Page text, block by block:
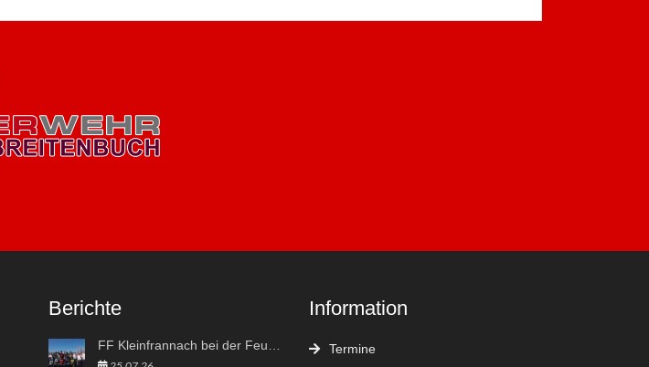
Berichte
FF Kleinfrannach bei der Feuerwehr Weltmeisterschaft in Eisenstadt "vergoldet"
Information
Termine